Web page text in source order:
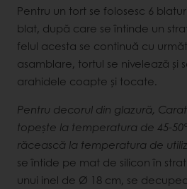
Pentru un tort se folosesc 6
blat, după care se întinde un
felul acesta se continuă cu
asamblare, tortul se nivelează și
arahidele coapte și tocate.
Pentru decorul din glazură,
topește la temperatura de 45-
răcească la temperatura de
se întide pe mat de silicon în
unui inel de Ø 18 cm, se